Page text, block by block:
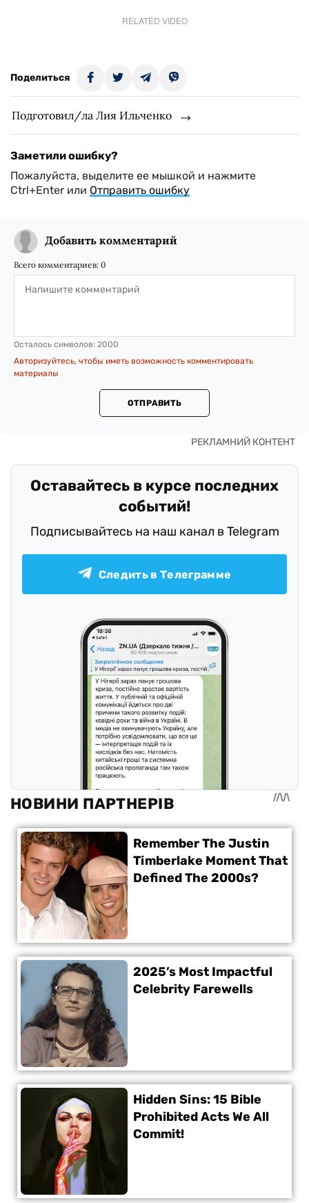
RELATED VIDEO
Поделиться
Подготовил/ла Лия Ильченко
Заметили ошибку?
Пожалуйста, выделите ее мышкой и нажмите
Ctrl+Enter или Отправить ошибку
Добавить комментарий
Всего комментариев: 0
Осталось символов: 2000
Авторизуйтесь, чтобы иметь возможность комментировать
материалы
ОТПРАВИТЬ
Оставайтесь в курсе последних
событий!
Подписывайтесь на наш канал в Telegram
Следить в Телеграмме